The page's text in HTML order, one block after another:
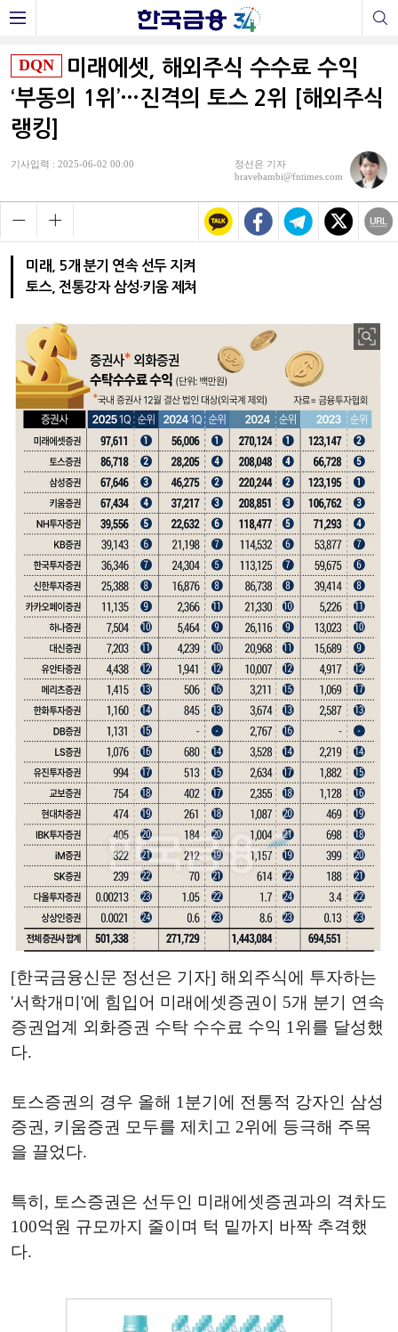
DQN
미래에셋, 해외주식 수수료 수익
‘부동의 1위’…진격의 토스 2위 [해외주식
랭킹]
기사입력 : 2025-06-02 00:00
정선은 기자
bravebambi@fntimes.com
미래, 5개 분기 연속 선두 지켜
토스, 전통강자 삼성·키움 제쳐
[한국금융신문 정선은 기자] 해외주식에 투자하는
'서학개미'에 힘입어 미래에셋증권이 5개 분기 연속
증권업계 외화증권 수탁 수수료 수익 1위를 달성했
다.
토스증권의 경우 올해 1분기에 전통적 강자인 삼성
증권, 키움증권 모두를 제치고 2위에 등극해 주목
을 끌었다.
특히, 토스증권은 선두인 미래에셋증권과의 격차도
100억원 규모까지 줄이며 턱 밑까지 바짝 추격했
다.